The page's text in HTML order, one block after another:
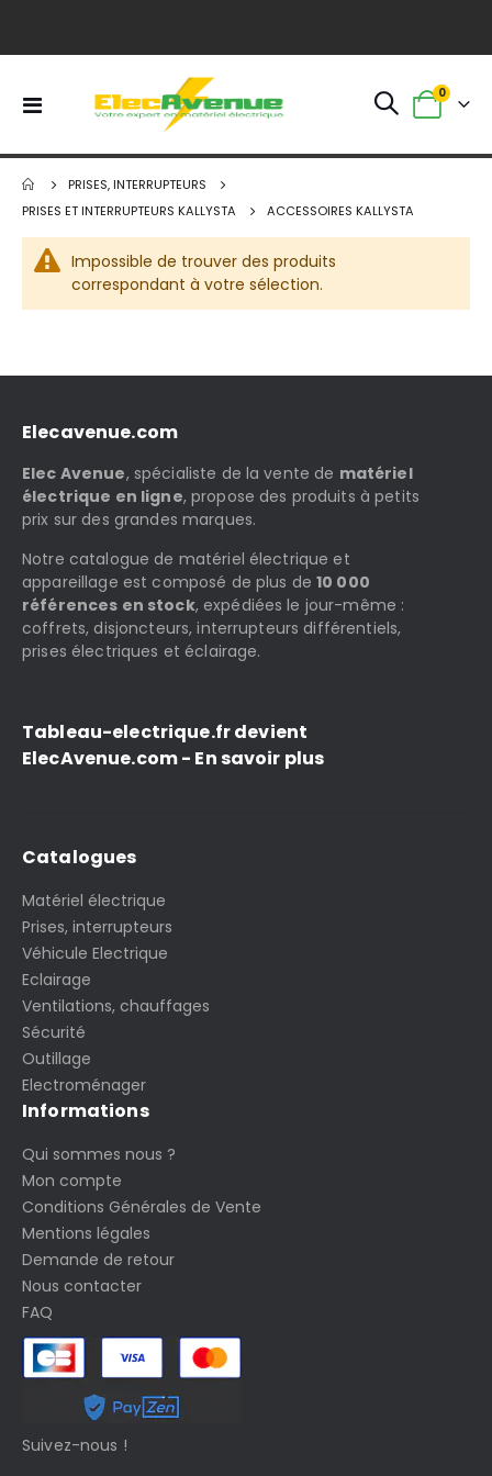
Basculer
Panier
0
PRISES, INTERRUPTEURS
PRISES ET INTERRUPTEURS KALLYSTA
ACCESSOIRES KALLYSTA
Impossible de trouver des produits
correspondant à votre sélection.
Elecavenue.com
Elec Avenue, spécialiste de la vente de matériel
électrique en ligne, propose des produits à petits
prix sur des grandes marques.
Notre catalogue de matériel électrique et
appareillage est composé de plus de10 000
références en stock, expédiées le jour-même :
coffrets, disjoncteurs, interrupteurs différentiels,
prises électriques et éclairage.
Tableau-electrique.fr devient
ElecAvenue.com - En savoir plus
Catalogues
Matériel électrique
Prises, interrupteurs
Véhicule Electrique
Eclairage
Ventilations, chauffages
Sécurité
Outillage
Electroménager
Informations
Qui sommes nous ?
Mon compte
Conditions Générales de Vente
Mentions légales
Demande de retour
Nous contacter
FAQ
Suivez-nous !